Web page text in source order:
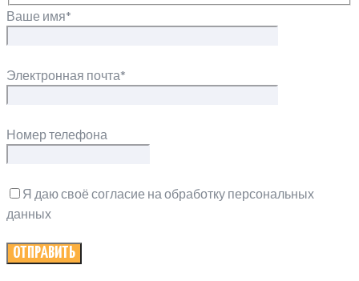
Ваше имя*
Электронная почта*
Номер телефона
Я даю своё согласие на обработку персональных
данных